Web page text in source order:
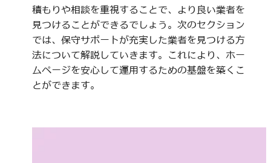
積もりや相談を重視することで、より良い業者を
見つけることができるでしょう。次のセクション
では、保守サポートが充実した業者を見つける方
法について解説していきます。これにより、ホー
ムページを安心して運用するための基盤を築くこ
とができます。